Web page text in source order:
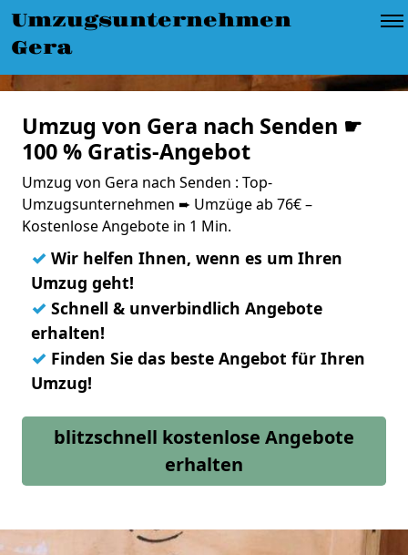
Umzugsunternehmen
Gera
Umzug von Gera nach Senden ☛
100 % Gratis-Angebot
Umzug von Gera nach Senden : Top-
Umzugsunternehmen ➨ Umzüge ab 76€ –
Kostenlose Angebote in 1 Min.
✓ Wir helfen Ihnen, wenn es um Ihren
Umzug geht!
✓ Schnell & unverbindlich Angebote
erhalten!
✓ Finden Sie das beste Angebot für Ihren
Umzug!
blitzschnell kostenlose Angebote
erhalten